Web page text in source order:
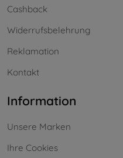
Cashback
Widerrufsbelehrung
Reklamation
Kontakt
Information
Unsere Marken
Ihre Cookies